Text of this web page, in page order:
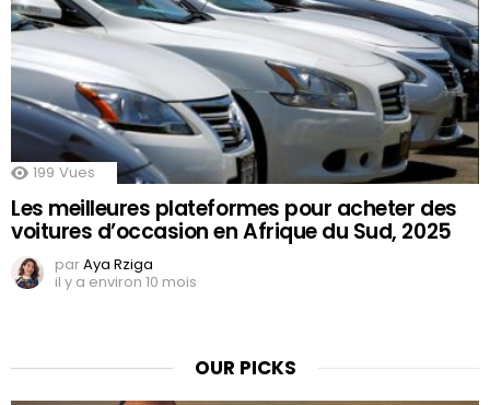
199 Vues
Les meilleures plateformes pour acheter des
voitures d’occasion en Afrique du Sud, 2025
parAya Rziga
il y a environ 10 mois
OUR PICKS